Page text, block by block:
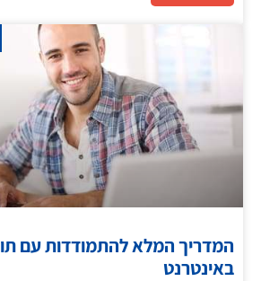
המדריך המלא להתמודדות עם
באינטרנט